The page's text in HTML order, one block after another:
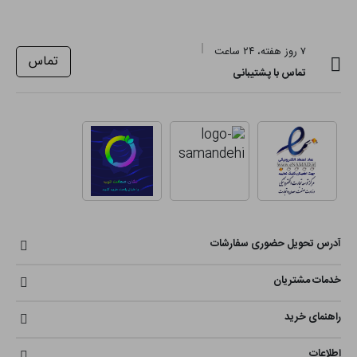
۷ روز هفته، ۲۴ ساعت
تماس با پشتیبانی
تماس
آدرس تحویل حضوری سفارشات
خدمات مشتریان
راهنمای خرید
اطلاعات